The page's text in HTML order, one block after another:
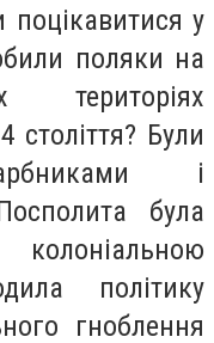
у
поляки на
територіях
Були
і
була
політику
гноблення